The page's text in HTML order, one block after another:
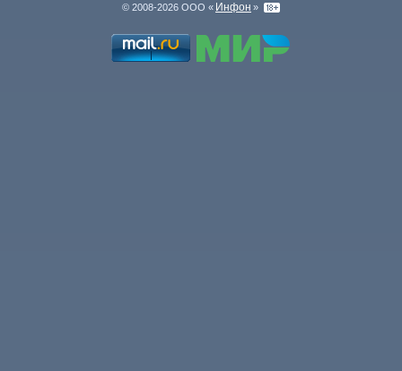
© 2008-2026 ООО « Инфон »